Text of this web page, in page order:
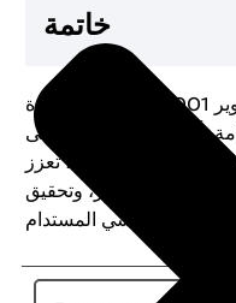
خاتمة
تُمثل دورة ISO 45001 معتمدة خيارًا مثاليًا للراغبين في تطوير
أو للمنشآت التي تسعى
في هذه الدورة، تعزز
وتقليل المخاطر، وتحقيق